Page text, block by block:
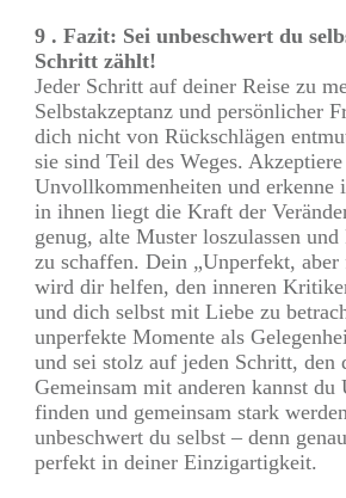
9 . Fazit: Sei unbeschwert du
Schritt zählt!
Jeder Schritt auf deiner Reise zu
Selbstakzeptanz und persönlicher
dich nicht von Rückschlägen
sie sind Teil des Weges.
Unvollkommenheiten und erkenne
in ihnen liegt die Kraft der
genug, alte Muster loszulassen
zu schaffen. Dein „Unperfekt,
wird dir helfen, den inneren
und dich selbst mit Liebe zu
unperfekte Momente als
und sei stolz auf jeden Schritt, den
Gemeinsam mit anderen kannst du
finden und gemeinsam stark
unbeschwert du selbst – denn
perfekt in deiner Einzigartigkeit.